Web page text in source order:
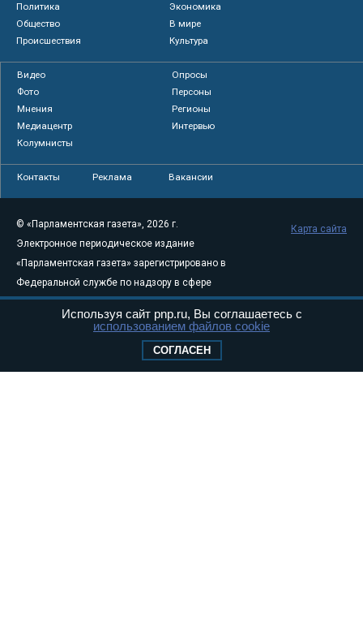
Политика
Экономика
Общество
В мире
Происшествия
Культура
Видео
Опросы
Фото
Персоны
Мнения
Регионы
Медиацентр
Интервью
Колумнисты
Контакты Реклама Вакансии
© «Парламентская газета», 2026 г.
Электронное периодическое издание
«Парламентская газета» зарегистрировано в
Федеральной службе по надзору в сфере
связи, информационных технологий и
массовых коммуникаций (Роскомнадзор) 05
Свидетельство о регистрации Эл № ФС77-
Карта сайта
Используя сайт pnp.ru, Вы соглашаетесь с
использованием файлов cookie
СОГЛАСЕН